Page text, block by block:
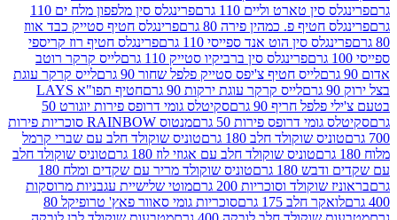
טארט וליים 110 גרם
פרינגלס סין מלפפון מלח ים 110
פ. כמהין פירה 80 גרם
פרינגלס חטיף סטייק כבד אווז
סין הוט אנד ספייסי 110 גרם
פרינגלס חטיף רוז קריספי
פרינגלס סין ברביקיו סטייק 110 גרם
לייס קרקר רוטב
לייס חטיף צ'יפס סטייק פלפל שחור 90 גרם
לייס קרקר עוגת
לייס קרקר עוגת ירקות 90 גרם
חטיף תפו"א LAYS
חריף 90 גרם
סקיטלס גומי דרופס פירות יוגורט 50
דרופס פירות 50 גרם
מנטוס RAINBOW סוכריות פירות
שוקולד חלב 180 גרם
טוניס שוקולד חלב עם שברי קרמל
טוניס שוקולד חלב עם אגוזי לוז 180 גרם
טוניס שוקולד חלב
180 גרם
טוניס שוקולד מריר עם שקדים ומלח 180
וסוכריות 200 גרם
מוטי שלישיית עגבניות מרוסקות
חלב 175 גרם
סוכריות גומי סאוור פאץ' טרופיקל 80